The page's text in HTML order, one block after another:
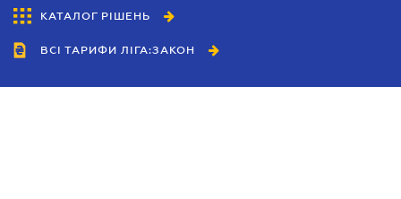
КАТАЛОГ РІШЕНЬ
ВСІ ТАРИФИ ЛІГА:ЗАКОН